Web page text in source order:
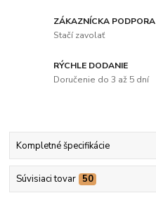
ZÁKAZNÍCKA PODPORA
Stačí zavolať
RÝCHLE DODANIE
Doručenie do 3 až 5 dní
Kompletné špecifikácie
Súvisiaci tovar 50